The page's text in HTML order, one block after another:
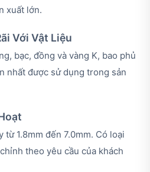
xuất lớn.
Với Vật Liệu
bạc, đồng và vàng K, bao phủ
nhất được sử dụng trong sản
1.8mm đến 7.0mm. Có loại
theo yêu cầu của khách